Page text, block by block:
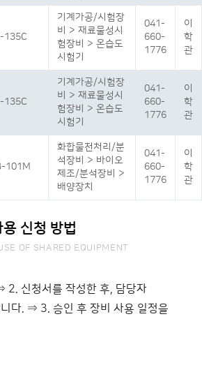
135C
기계가공/시험장
비 > 재료물성시
험장비 > 온습도
시험기
041-
660-
1776
이
학
관
135C
기계가공/시험장
비 > 재료물성시
험장비 > 온습도
시험기
041-
660-
1776
이
학
관
101M
화합물전처리/분
석장비 > 바이오
제조/분석장비 >
배양장치
041-
660-
1776
이
학
관
신청 방법
OF SHARED EQUIPMENT
2. 신청서를 작성한 후, 담당자
다. ⇒ 3. 승인 후 장비 사용 일정을